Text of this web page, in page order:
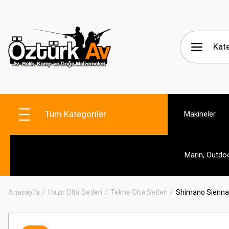
Tüm Kategoriler Makineler
Marin,
Anasayfa Hazır Olta Setleri Tekne Olta Setleri Shimano